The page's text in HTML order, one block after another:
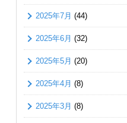
2025年7月 (44)
2025年6月 (32)
2025年5月 (20)
2025年4月 (8)
2025年3月 (8)